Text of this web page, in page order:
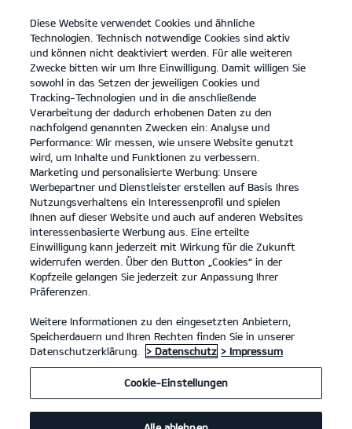
open
menu
KONTAKT
PROBEFAHRT
PBV Nutzfahrzeuge
Modelle
Business
Angebote
Elektromobilität
Diese Website verwendet Cookies und ähnliche
Technologien. Technisch notwendige Cookies sind aktiv
und können nicht deaktiviert werden. Für alle weiteren
Zwecke bitten wir um Ihre Einwilligung. Damit willigen Sie
sowohl in das Setzen der jeweiligen Cookies und
Tracking-Technologien und in die anschließende
Verarbeitung der dadurch erhobenen Daten zu den
nachfolgend genannten Zwecken ein: Analyse und
Performance: Wir messen, wie unsere Website genutzt
wird, um Inhalte und Funktionen zu verbessern.
Marketing und personalisierte Werbung: Unsere
Werbepartner und Dienstleister erstellen auf Basis Ihres
Nutzungsverhaltens ein Interessenprofil und spielen
Ihnen auf dieser Website und auch auf anderen Websites
interessenbasierte Werbung aus. Eine erteilte
Einwilligung kann jederzeit mit Wirkung für die Zukunft
widerrufen werden. Über den Button „Cookies“ in der
Kopfzeile gelangen Sie jederzeit zur Anpassung Ihrer
Präferenzen.
Weitere Informationen zu den eingesetzten Anbietern,
Speicherdauern und Ihren Rechten finden Sie in unserer
Datenschutzerklärung.
> Datenschutz > Impressum
Cookie-Einstellungen